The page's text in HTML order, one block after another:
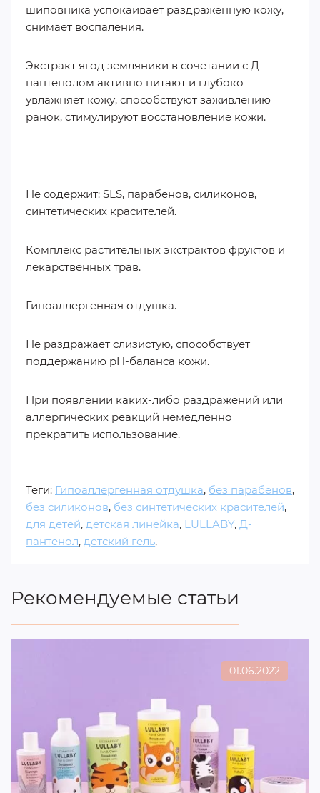
шиповника успокаивает раздраженную кожу,
снимает воспаления.
Экстракт ягод земляники в сочетании с Д-
пантенолом активно питают и глубоко
увлажняет кожу, способствуют заживлению
ранок, стимулируют восстановление кожи.
Не содержит: SLS, парабенов, силиконов,
синтетических красителей.
Комплекс растительных экстрактов фруктов и
лекарственных трав.
Гипоаллергенная отдушка.
Не раздражает слизистую, способствует
поддержанию pH-баланса кожи.
При появлении каких-либо раздражений или
аллергических реакций немедленно
прекратить использование.
Теги: Гипоаллергенная отдушка, без парабенов,
без силиконов, без синтетических красителей,
для детей, детская линейка, LULLABY, Д-
пантенол, детский гель,
Рекомендуемые статьи
01.06.2022